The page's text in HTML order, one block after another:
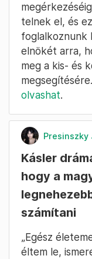
telnek el, és
foglalkoznunk
elnökét arra,
meg a kis- és
olvashat.
Presinszky
Kásler
hogy a
számítani
„Egész
éltem le,